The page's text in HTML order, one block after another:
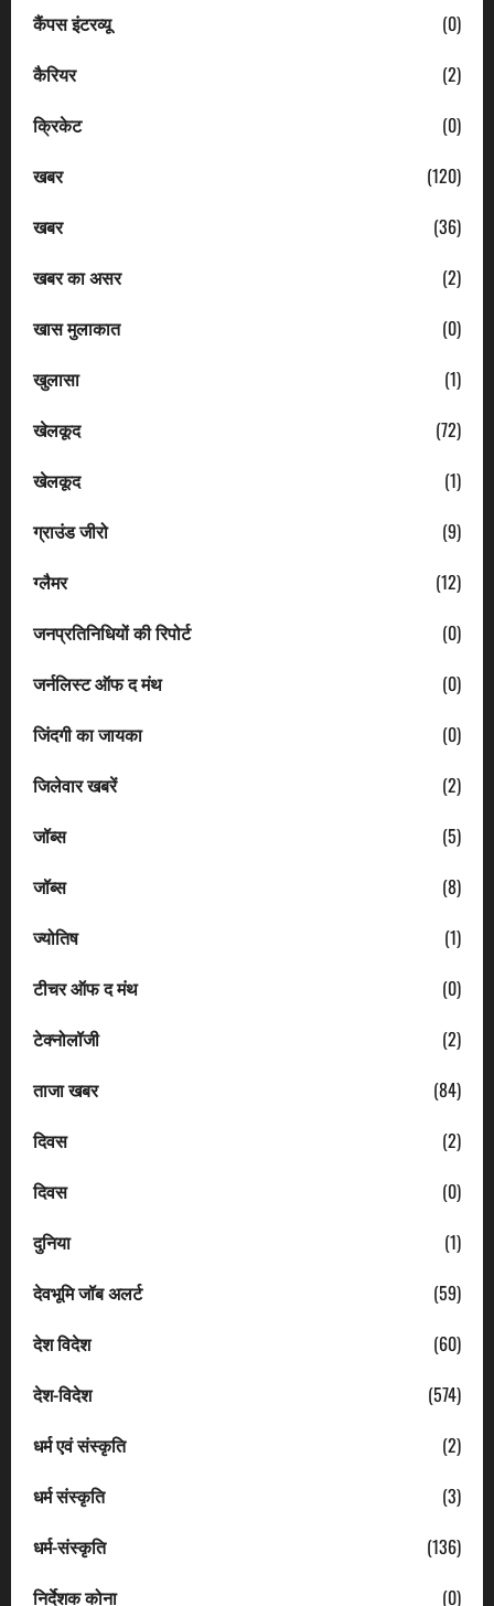
कैंपस इंटरव्यू
(0)
कैरियर
(2)
क्रिकेट
(0)
खबर
(120)
खबर
(36)
खबर का असर
(2)
खास मुलाकात
(0)
खुलासा
(1)
खेलकूद
(72)
खेलकूद
(1)
ग्राउंड जीरो
(9)
ग्लैमर
(12)
जनप्रतिनिधियों की रिपोर्ट
(0)
जर्नलिस्ट ऑफ द मंथ
(0)
जिंदगी का जायका
(0)
जिलेवार खबरें
(2)
जॉब्स
(5)
जॉब्स
(8)
ज्योतिष
(1)
टीचर ऑफ द मंथ
(0)
टेक्नोलॉजी
(2)
ताजा खबर
(84)
दिवस
(2)
दिवस
(0)
दुनिया
(1)
देवभूमि जॉब अलर्ट
(59)
देश विदेश
(60)
देश-विदेश
(574)
धर्म एवं संस्कृति
(2)
धर्म संस्कृति
(3)
धर्म-संस्कृति
(136)
निर्देशक कोना
(0)